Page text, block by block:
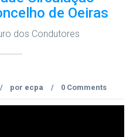
de Oeiras
dos Condutores
/ por ecpa / 0 Comments